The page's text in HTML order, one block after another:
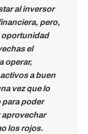
al inversor
pero,
oportunidad
el
operar,
a buen
vez que lo
poder
aprovechar
los rojos.